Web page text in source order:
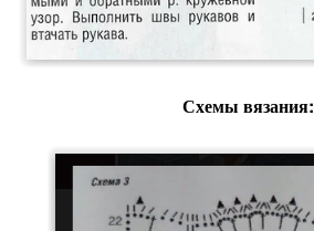
Схемы вязания: